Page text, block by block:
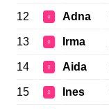
12 ♀ Adna
13 ♀ Irma
14 ♀ Aida
15 ♀ Ines